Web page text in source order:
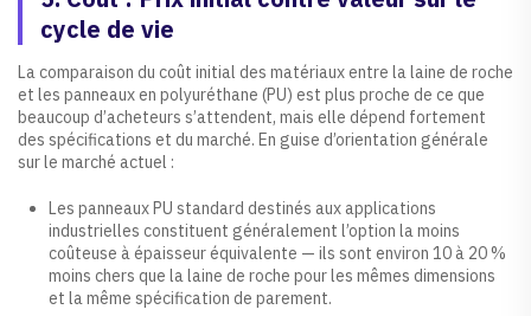
cycle de vie
La comparaison du coût initial des matériaux entre la laine de roche
et les panneaux en polyuréthane (PU) est plus proche de ce que
beaucoup d’acheteurs s’attendent, mais elle dépend fortement
des spécifications et du marché. En guise d’orientation générale
sur le marché actuel :
Les panneaux PU standard destinés aux applications
industrielles constituent généralement l’option la moins
coûteuse à épaisseur équivalente — ils sont environ 10 à 20 %
moins chers que la laine de roche pour les mêmes dimensions
et la même spécification de parement.